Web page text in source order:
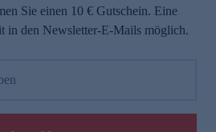
Sie einen 10 € Gutschein. Eine
in den Newsletter-E-Mails möglich.